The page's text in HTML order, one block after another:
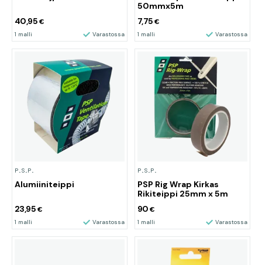
40,95 €
1 malli Varastossa
50mmx5m
7,75€
1 malli Varastossa
P.S.P.
Alumiiniteippi
23,95 €
1 malli Varastossa
P.S.P.
PSP Rig Wrap Kirkas
Rikiteippi 25mm x 5m
90€
1 malli Varastossa